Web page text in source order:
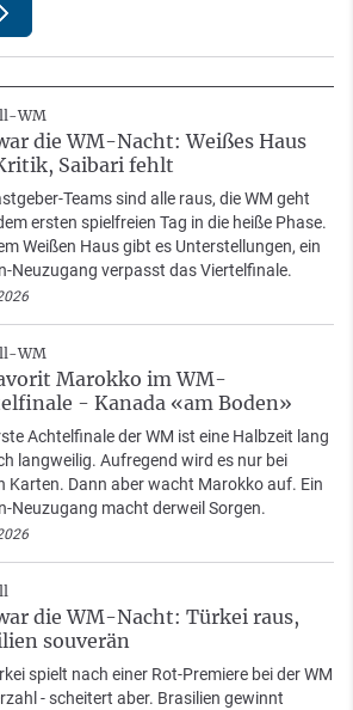
WM
die WM-Nacht: Weißes Haus
Saibari fehlt
Teams sind alle raus, die WM geht
ersten spielfreien Tag in die heiße Phase.
Weißen Haus gibt es Unterstellungen, ein
Neuzugang verpasst das Viertelfinale.
WM
Marokko im WM-
- Kanada «am Boden»
Achtelfinale der WM ist eine Halbzeit lang
langweilig. Aufregend wird es nur bei
Karten. Dann aber wacht Marokko auf. Ein
Neuzugang macht derweil Sorgen.
die WM-Nacht: Türkei raus,
souverän
spielt nach einer Rot-Premiere bei der WM
- scheitert aber. Brasilien gewinnt